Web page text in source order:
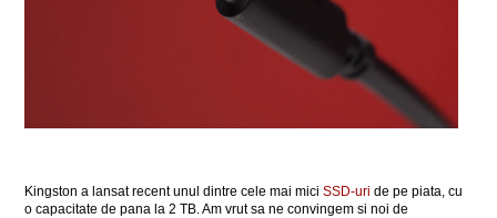
Kingston a lansat recent unul dintre cele mai miciSSD-uri de pe piata, cu
o capacitate de pana la 2 TB. Am vrut sa ne convingem si noi de